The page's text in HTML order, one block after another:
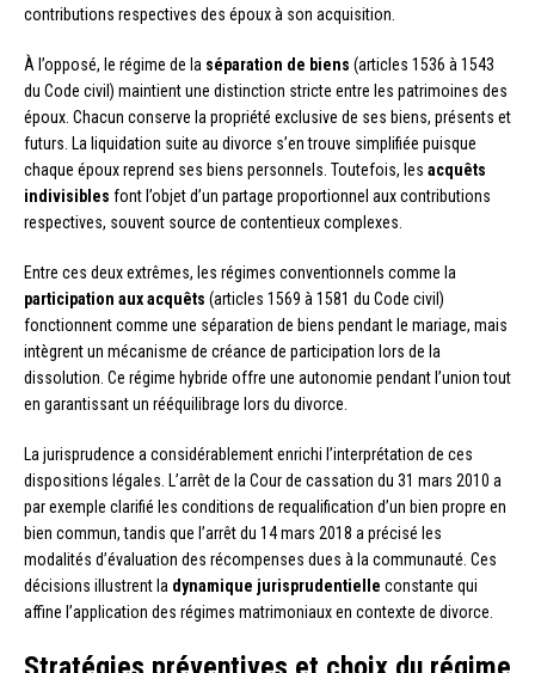
contributions respectives des époux à son acquisition.
À l’opposé, le régime de la séparation de biens (articles 1536 à 1543
du Code civil) maintient une distinction stricte entre les patrimoines des
époux. Chacun conserve la propriété exclusive de ses biens, présents et
futurs. La liquidation suite au divorce s’en trouve simplifiée puisque
chaque époux reprend ses biens personnels. Toutefois, les acquêts
indivisibles font l’objet d’un partage proportionnel aux contributions
respectives, souvent source de contentieux complexes.
Entre ces deux extrêmes, les régimes conventionnels comme la
participation aux acquêts (articles 1569 à 1581 du Code civil)
fonctionnent comme une séparation de biens pendant le mariage, mais
intègrent un mécanisme de créance de participation lors de la
dissolution. Ce régime hybride offre une autonomie pendant l’union tout
en garantissant un rééquilibrage lors du divorce.
La jurisprudence a considérablement enrichi l’interprétation de ces
dispositions légales. L’arrêt de la Cour de cassation du 31 mars 2010 a
par exemple clarifié les conditions de requalification d’un bien propre en
bien commun, tandis que l’arrêt du 14 mars 2018 a précisé les
modalités d’évaluation des récompenses dues à la communauté. Ces
décisions illustrent la dynamique jurisprudentielle constante qui
affine l’application des régimes matrimoniaux en contexte de divorce.